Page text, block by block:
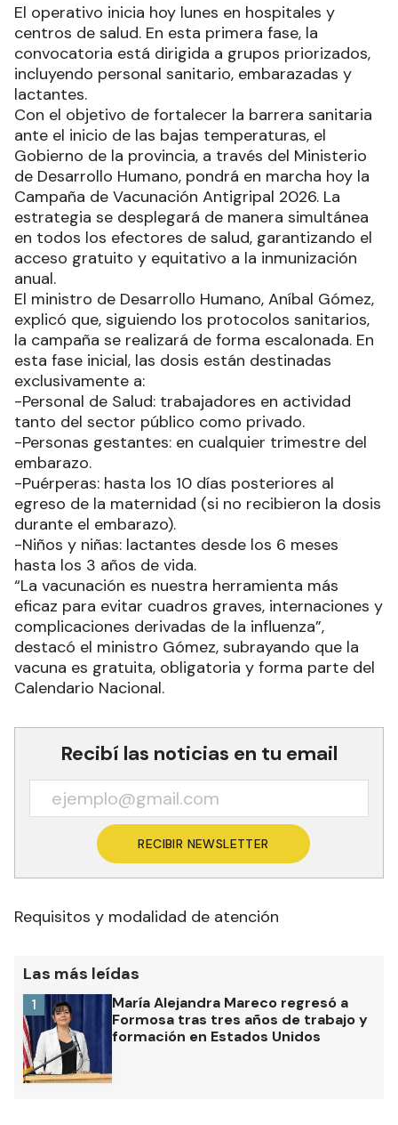
El operativo inicia hoy lunes en hospitales y
centros de salud. En esta primera fase, la
convocatoria está dirigida a grupos priorizados,
incluyendo personal sanitario, embarazadas y
lactantes.
Con el objetivo de fortalecer la barrera sanitaria
ante el inicio de las bajas temperaturas, el
Gobierno de la provincia, a través del Ministerio
de Desarrollo Humano, pondrá en marcha hoy la
Campaña de Vacunación Antigripal 2026. La
estrategia se desplegará de manera simultánea
en todos los efectores de salud, garantizando el
acceso gratuito y equitativo a la inmunización
anual.
El ministro de Desarrollo Humano, Aníbal Gómez,
explicó que, siguiendo los protocolos sanitarios,
la campaña se realizará de forma escalonada. En
esta fase inicial, las dosis están destinadas
exclusivamente a:
-Personal de Salud: trabajadores en actividad
tanto del sector público como privado.
-Personas gestantes: en cualquier trimestre del
embarazo.
-Puérperas: hasta los 10 días posteriores al
egreso de la maternidad (si no recibieron la dosis
durante el embarazo).
-Niños y niñas: lactantes desde los 6 meses
hasta los 3 años de vida.
“La vacunación es nuestra herramienta más
eficaz para evitar cuadros graves, internaciones y
complicaciones derivadas de la influenza”,
destacó el ministro Gómez, subrayando que la
vacuna es gratuita, obligatoria y forma parte del
Calendario Nacional.
Recibí las noticias en tu email
RECIBIR NEWSLETTER
Requisitos y modalidad de atención
Las más leídas
María Alejandra Mareco regresó a
Formosa tras tres años de trabajo y
formación en Estados Unidos
1